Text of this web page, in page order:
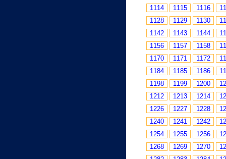
1114
1115 1116
1128
1129 1130
1142
1143 1144
1156
1157 1158
1170
1171 1172
1184
1185 1186
1198
1199 1200
1212
1213 1214
1226
1227 1228
1240
1241 1242
1254
1255 1256
1268
1269 1270